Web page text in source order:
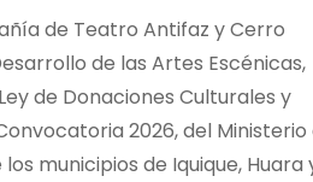
de Teatro Antifaz y Cerro
de las Artes Escénicas,
de Donaciones Culturales y
2026, del Ministerio
municipios de Iquique, Huara